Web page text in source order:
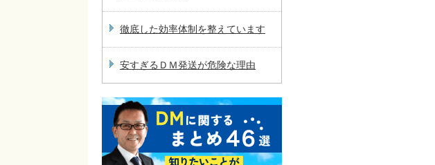
徹底した効率体制を整えています
安すぎるＤＭ発送が危険な理由